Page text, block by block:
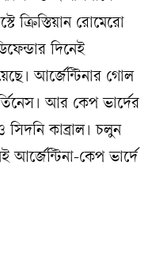
ক্রিস্তিয়ান রোমেরো
দিনেই
আর্জেন্টিনার গোল
আর কেপ ভার্দের
কাব্রাল। চলুন
কেপ ভার্দে